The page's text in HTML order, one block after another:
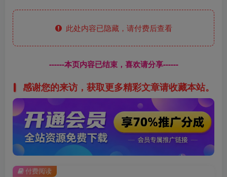
此处内容已隐藏，请付费后查看
------本页内容已结束，喜欢请分享------
感谢您的来访，获取更多精彩文章请收藏本站。
付费阅读